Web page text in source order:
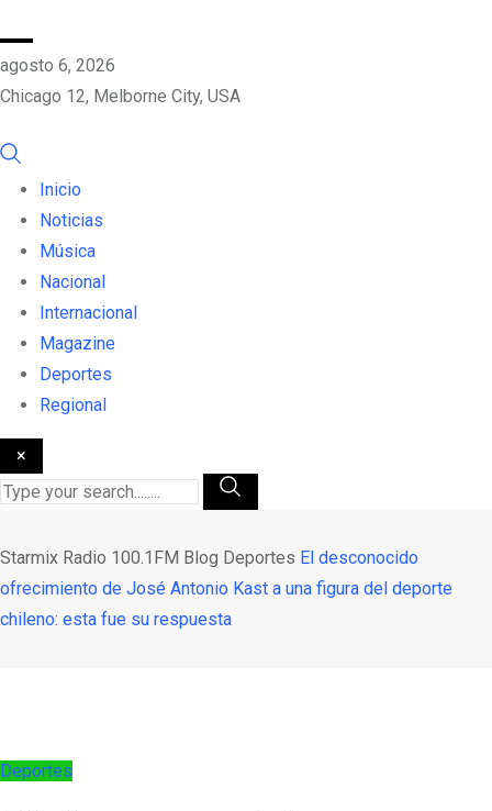
agosto 6, 2026
Chicago 12, Melborne City, USA
Inicio
Noticias
Música
Nacional
Internacional
Magazine
Deportes
Regional
×
Starmix Radio 100.1FM Blog Deportes El desconocido
ofrecimiento de José Antonio Kast a una figura del deporte
chileno: esta fue su respuesta
Deportes